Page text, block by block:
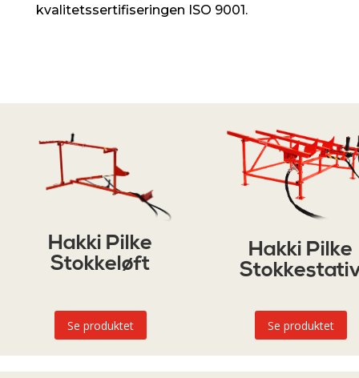
kvalitetssertifiseringen ISO 9001.
Hakki Pilke
Stokkeløft
Se produktet
Hakki Pilke
Se produktet